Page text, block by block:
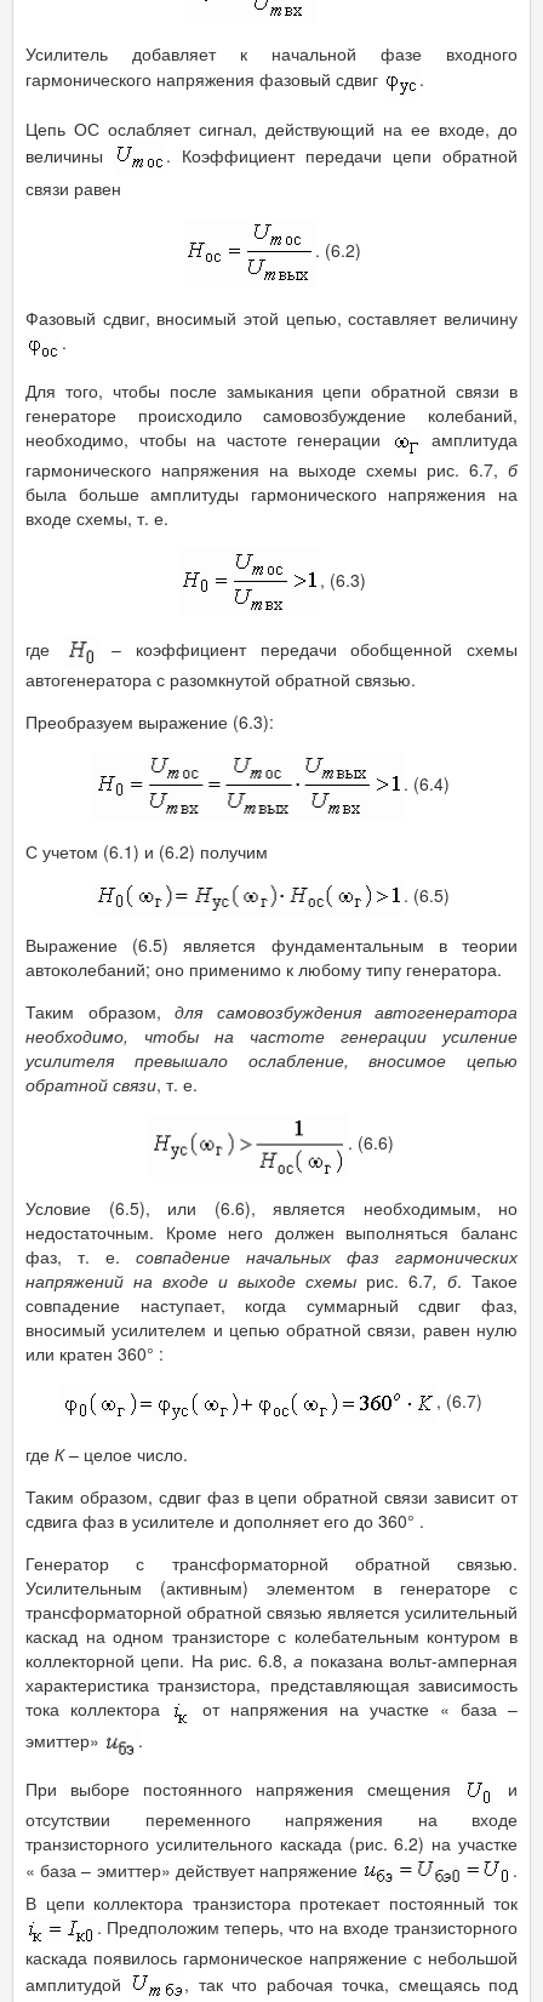
Усилитель добавляет к начальной фазе входного
гармонического напряжения фазовый сдвиг
.
Цепь ОС ослабляет сигнал, действующий на ее входе, до
величины
. Коэффициент передачи цепи обратной
связи равен
. (6.2)
Фазовый сдвиг, вносимый этой цепью, составляет величину
.
Для того, чтобы после замыкания цепи обратной связи в
генераторе происходило самовозбуждение колебаний,
необходимо, чтобы на частоте генерации
амплитуда
гармонического напряжения на выходе схемы рис. 6.7, б
была больше амплитуды гармонического напряжения на
входе схемы, т. е.
, (6.3)
где
– коэффициент передачи обобщенной схемы
автогенератора с разомкнутой обратной связью.
Преобразуем выражение (6.3):
. (6.4)
С учетом (6.1) и (6.2) получим
. (6.5)
Выражение (6.5) является фундаментальным в теории
автоколебаний; оно применимо к любому типу генератора.
Таким образом, для самовозбуждения автогенератора
необходимо, чтобы на частоте генерации усиление
усилителя превышало ослабление, вносимое цепью
обратной связи, т. е.
. (6.6)
Условие (6.5), или (6.6), является необходимым, но
недостаточным. Кроме него должен выполняться баланс
фаз, т. е. совпадение начальных фаз гармонических
напряжений на входе и выходе схемы рис. 6.7, б. Такое
совпадение наступает, когда суммарный сдвиг фаз,
вносимый усилителем и цепью обратной связи, равен нулю
или кратен 360° :
, (6.7)
где К– целое число.
Таким образом, сдвиг фаз в цепи обратной связи зависит от
сдвига фаз в усилителе и дополняет его до 360° .
Генератор с трансформаторной обратной связью.
Усилительным (активным) элементом в генераторе с
трансформаторной обратной связью является усилительный
каскад на одном транзисторе с колебательным контуром в
коллекторной цепи. На рис. 6.8,а показана вольт-амперная
характеристика транзистора, представляющая зависимость
тока коллектора
от напряжения на участке « база –
эмиттер»
.
При выборе постоянного напряжения смещения
и
отсутствии переменного напряжения на входе
транзисторного усилительного каскада (рис. 6.2) на участке
« база – эмиттер» действует напряжение
.
В цепи коллектора транзистора протекает постоянный ток
. Предположим теперь, что на входе транзисторного
каскада появилось гармоническое напряжение с небольшой
амплитудой
, так что рабочая точка, смещаясь под